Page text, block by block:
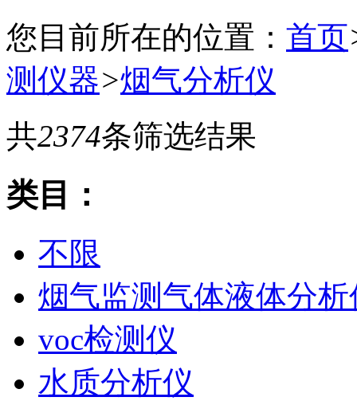
您目前所在的位置： 首页
测仪器>烟气分析仪
共2374条筛选结果
类目：
不限
烟气监测气体液体分析
voc检测仪
水质分析仪